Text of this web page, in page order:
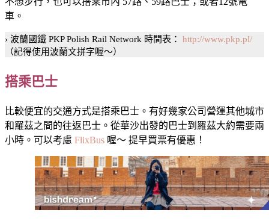
車。
› 波蘭國鐵 PKP Polish Rail Network 時間表： http://www.pkp.pl/
（記得使用波蘭文拼字喔～）
搭乘巴士
比較便宜的交通方式是搭乘巴士。有好幾家公司營運其他城市
和羅茲之間的往返巴士。從華沙出發的巴士到羅茲大約需要兩
小時。可以考慮 FlixBus 喔～ 提早買票有優惠！